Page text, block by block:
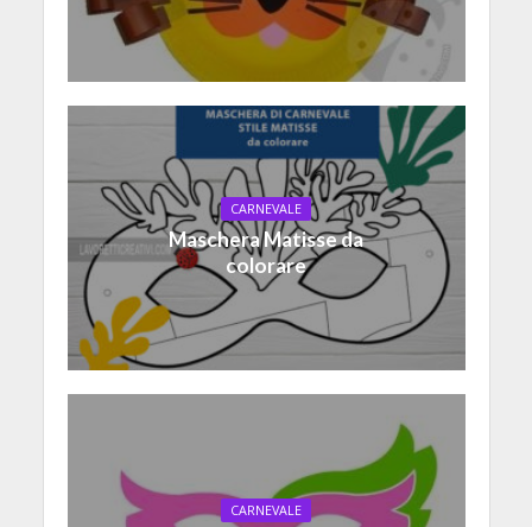
CARNEVALE
Maschera Matisse da
colorare
CARNEVALE